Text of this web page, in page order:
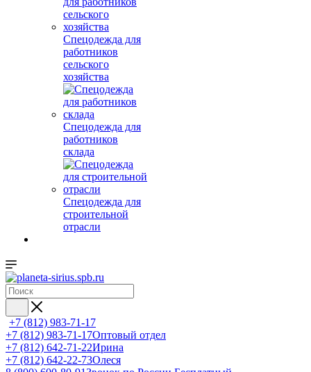
Спецодежда для
работников
сельского
хозяйства
Спецодежда для
работников
склада
Спецодежда для
строительной
отрасли
+7 (812) 983-71-17
+7 (812) 983-71-17Оптовый отдел
+7 (812) 642-71-22Ирина
+7 (812) 642-22-73Олеся